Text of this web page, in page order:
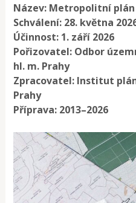
Název: Metropolitní plán
Schválení: 28. května
Účinnost: 1. září 2026
Pořizovatel: Odbor
hl. m. Prahy
Zpracovatel: Institut
Prahy
Příprava: 2013–2026